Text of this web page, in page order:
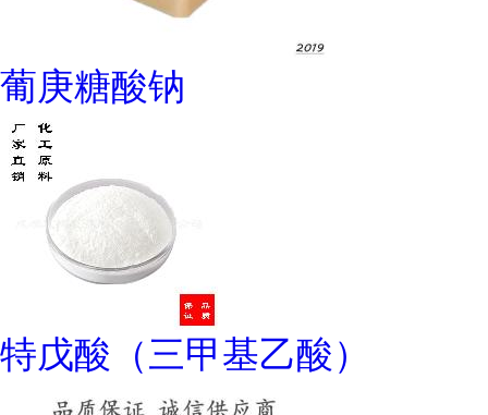
葡庚糖酸钠
特戊酸（三甲基乙酸）